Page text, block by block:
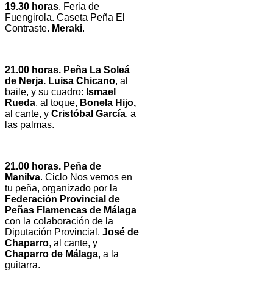
19.30 horas. Feria de
Fuengirola. Caseta Peña El
Contraste. Meraki.
21.00 horas. Peña La Soleá
de Nerja. Luisa Chicano, al
baile, y su cuadro: Ismael
Rueda, al toque, Bonela Hijo,
al cante, y Cristóbal García, a
las palmas.
21.00 horas. Peña de
Manilva. Ciclo Nos vemos en
tu peña, organizado por la
Federación Provincial de
Peñas Flamencas de Málaga
con la colaboración de la
Diputación Provincial. José de
Chaparro, al cante, y
Chaparro de Málaga, a la
guitarra.